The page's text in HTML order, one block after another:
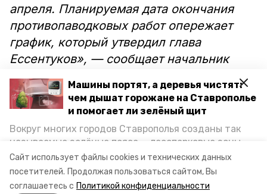
Сайт использует файлы cookies и технических данных
посетителей. Продолжая пользоваться сайтом, Вы
соглашаетесь с Политикой конфиденциальности
Машины портят, а деревья чистят:
чем дышат горожане на Ставрополье
и помогает ли зелёный щит
Вокруг многих городов Ставрополья созданы так
называемые зелёные пояса — лесопарковые зоны,
снижающие негативное воздействие выхлопных
газов на атмосферу. Справляются ли они с
постоянно растущим потоком автотранспорта и
апреля. Планируемая дата окончания
противопаводковых работ опережает
график, который утвердил глава
Ессентуков», — сообщает начальник
МКУ «УГОЧС» Олег Горбачёв.
В скором времени коммунальные
службы вывезут мусор с прибрежной
зоны.
Фото: администрация Ессентуков